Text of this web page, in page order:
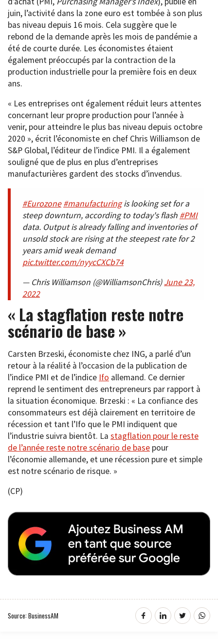
juin, l’activité dans la zone euro est tombée à son plus
bas niveau depuis 16 mois. Cela suggère que le
rebond de la demande après les mois de pandémie a
été de courte durée. Les économistes étaient
également préoccupés par la contraction de la
production industrielle pour la première fois en deux
ans.
« Les entreprises ont également réduit leurs attentes
concernant leur propre production pour l’année à
venir, pour atteindre le plus bas niveau depuis octobre
2020 », écrit l’économiste en chef Chris Williamson de
S&P Global, l’éditeur de l’indice PMI. Il a également
souligné que de plus en plus d’entreprises
manufacturières gardent des stocks d’invendus.
#Eurozone #manufacturingis looking set for a
steep downturn, according to today's flash #PMI
data. Output is already falling and inventories of
unsold stock are rising at the steepest rate for 2
years amid weak demand
pic.twitter.com/nyycCXCb74
— Chris Williamson (@WilliamsonChris)June 23,
2022
« La stagflation reste notre
scénario de base »
Carsten Brzeski, économiste chez ING, a parlé d’un
retour à la réalité à l’occasion de la publication de
l’indice PMI et de l’indice Ifo allemand. Ce dernier
reprend le sentiment des entrepreneurs par rapport à
la situation économique. Brzeski : « La confiance des
consommateurs est déjà clairement en territoire de
récession et tant l’Ifo que le PMI indiquent que
l’industrie suivra bientôt. La stagflation pour le reste
de l’année reste notre scénario de base pour
l’économie allemande, et une récession pure et simple
est notre scénario de risque. »
(CP)
Source: BusinessAM